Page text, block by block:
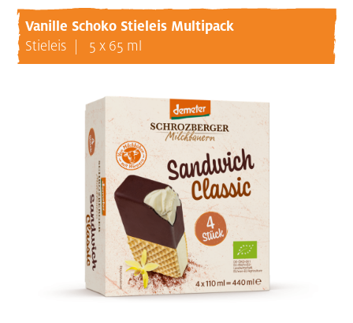
Vanille Schoko Stieleis Multipack
Stieleis 5 x 65 ml